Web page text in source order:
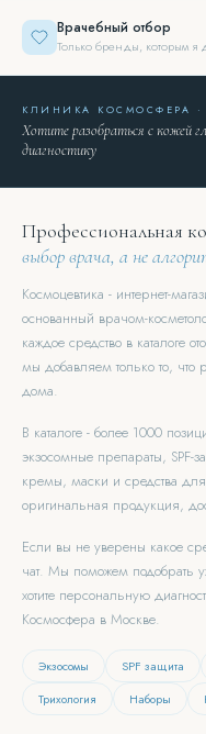
Врачебный отбор
Только бренды, которым я
КЛИНИКА КОСМОСФЕРА ·
Хотите разобраться с кожей
диагностику
Профессиональная
выбор врача, а не
Космоцевтика - интернет-
основанный врачом-
каждое средство в каталоге
мы добавляем только то, что
дома.
В каталоге - более 1000
экзосомные препараты, SPF-
кремы, маски и средства
оригинальная продукция,
Если вы не уверены какое
чат. Мы поможем подобрать
хотите персональную
Космосфера в Москве.
Экзосомы SPF защита
Трихология
Наборы